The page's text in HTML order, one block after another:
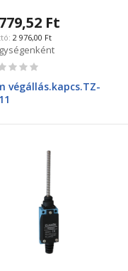
Ft
2 976,00 Ft
végállás.kapcs.TZ-